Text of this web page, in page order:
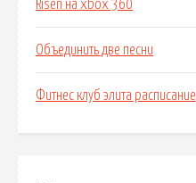
Risen на xbox 360
Объединить две песни
Фитнес клуб элита расписание